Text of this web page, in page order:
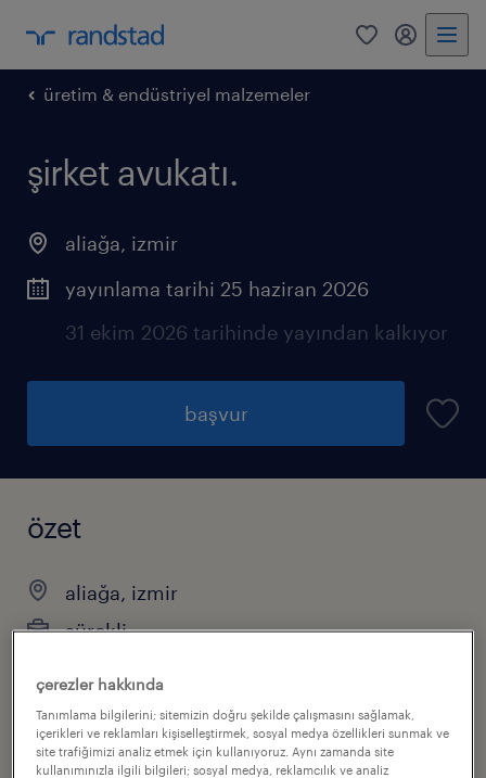
0 my
üretim & endüstriyel malzemeler
şirket avukatı.
aliağa, izmir
yayınlama tarihi 25 haziran 2026
31 ekim 2026 tarihinde yayından kalkıyor
başvur
özet
aliağa, izmir
sürekli
uzmanlık kolu
diğer
çerezler hakkında
Tanımlama bilgilerini; sitemizin doğru şekilde çalışmasını sağlamak,
içerikleri ve reklamları kişiselleştirmek, sosyal medya özellikleri sunmak ve
site trafiğimizi analiz etmek için kullanıyoruz. Aynı zamanda site
kullanımınızla ilgili bilgileri; sosyal medya, reklamcılık ve analiz